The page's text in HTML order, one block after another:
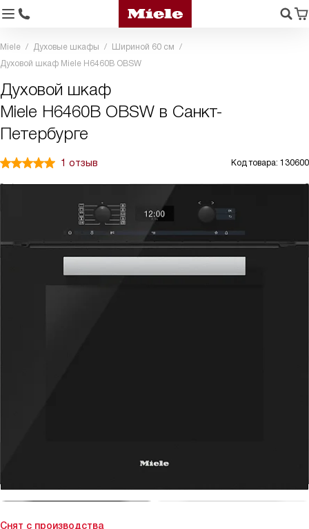
Miele Духовые шкафы
Шириной 60 см
Духовой шкаф Miele H6460B OBSW
Духовой шкаф
Miele H6460B OBSW в Санкт-
Петербурге
1 отзыв Код товара: 130600
Снят с производства